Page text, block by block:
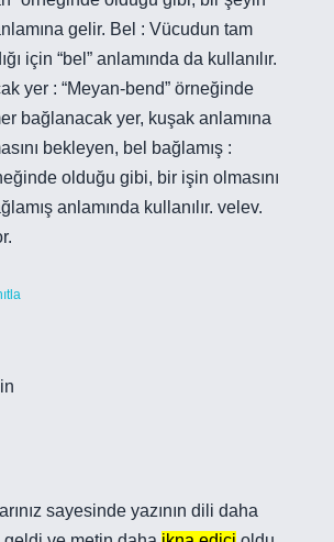
gelir. Bel : Vücudun tam
için “bel” anlamında da kullanılır.
yer : “Meyan-bend” örneğinde
bağlanacak yer, kuşak anlamına
bekleyen, bel bağlamış :
olduğu gibi, bir işin olmasını
anlamında kullanılır. velev.
sayesinde yazının dili daha